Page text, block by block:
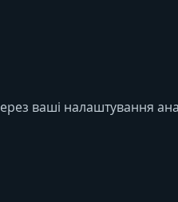
ваші налаштування